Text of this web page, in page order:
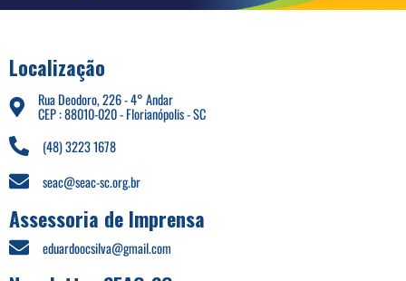
Localização
Rua Deodoro, 226 - 4° Andar
CEP : 88010-020 - Florianópolis - SC
(48) 3223 1678
seac@seac-sc.org.br
Assessoria de Imprensa
eduardoocsilva@gmail.com